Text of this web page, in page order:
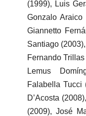
(1999), Luis
Gonzalo
Giannetto
Santiago
Fernando
Lemus
Falabella Tucci
D’Acosta
(2009), José